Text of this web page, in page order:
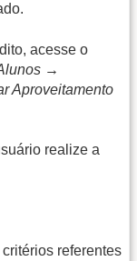
acesse o
→
Aproveitamento
realize a
referentes